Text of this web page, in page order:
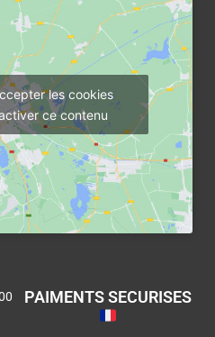
les cookies
ce contenu
PAIMENTS SECURISES